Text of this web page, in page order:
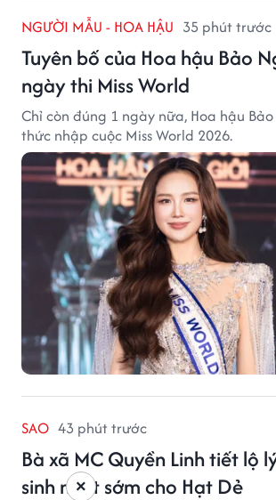
NGƯỜI MẪU - HOA HẬU 35 phút trước
Tuyên bố của Hoa hậu Bảo
ngày thi Miss World
Chỉ còn đúng 1 ngày nữa, Hoa hậu
thức nhập cuộc Miss World 2026.
SAO 43 phút trước
Bà xã MC Quyền Linh tiết lộ
sinh nhật sớm cho Hạt Dẻ
×